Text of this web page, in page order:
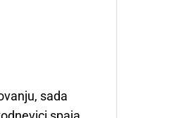
sada